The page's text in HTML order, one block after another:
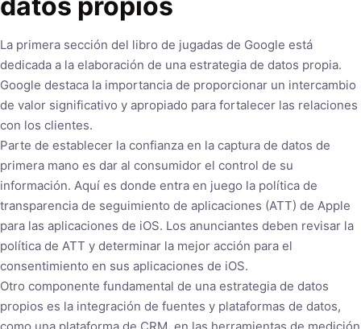
La primera sección del libro de jugadas de Google está
dedicada a la elaboración de una estrategia de datos propia.
Google destaca la importancia de proporcionar un intercambio
de valor significativo y apropiado para fortalecer las relaciones
con los clientes.
Parte de establecer la confianza en la captura de datos de
primera mano es dar al consumidor el control de su
información. Aquí es donde entra en juego la política de
transparencia de seguimiento de aplicaciones (ATT) de Apple
para las aplicaciones de iOS. Los anunciantes deben revisar la
política de ATT y determinar la mejor acción para el
consentimiento en sus aplicaciones de iOS.
Otro componente fundamental de una estrategia de datos
propios es la integración de fuentes y plataformas de datos,
como una plataforma de CRM, en las herramientas de medición